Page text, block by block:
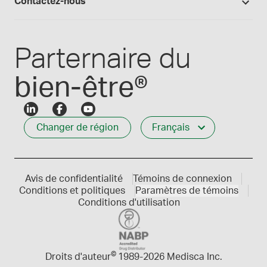
1-800-665-6334
Parternaire du
bien-être®
Changer de région Français
Droits d'auteur© 1989-2026 Medisca Inc.
Avis de confidentialité
Témoins de connexion
Conditions et politiques
Paramètres de témoins
Conditions d'utilisation